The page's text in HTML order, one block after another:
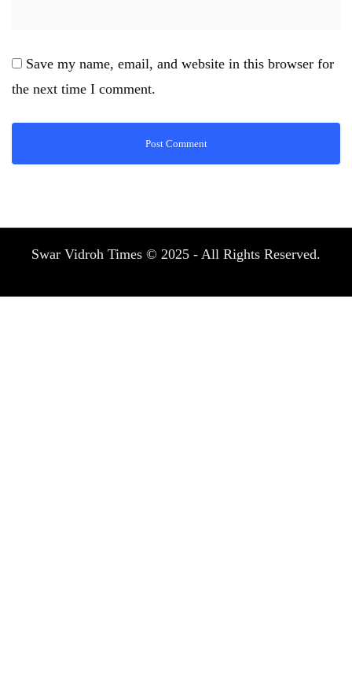
Save my name, email, and website in this browser for
the next time I comment.
Swar Vidroh Times © 2025 - All Rights Reserved.